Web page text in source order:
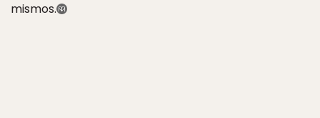
mismos.